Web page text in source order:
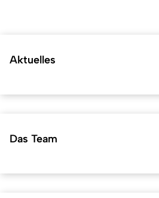
Aktuelles
Das Team